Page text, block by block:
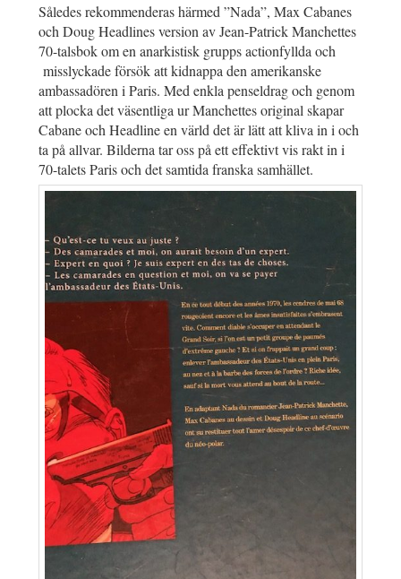
Således rekommenderas härmed ”Nada”, Max Cabanes
och Doug Headlines version av Jean-Patrick Manchettes
70-talsbok om en anarkistisk grupps actionfyllda och
misslyckade försök att kidnappa den amerikanske
ambassadören i Paris. Med enkla penseldrag och genom
att plocka det väsentliga ur Manchettes original skapar
Cabane och Headline en värld det är lätt att kliva in i och
ta på allvar. Bilderna tar oss på ett effektivt vis rakt in i
70-talets Paris och det samtida franska samhället.